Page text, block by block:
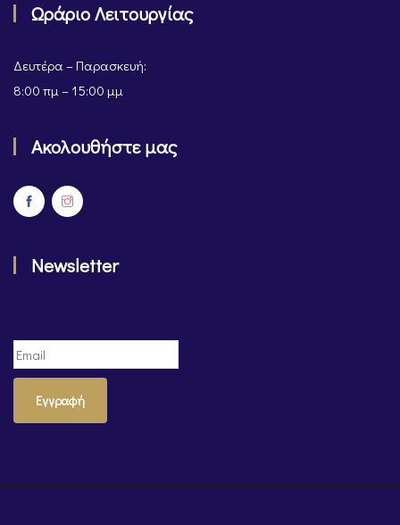
Ωράριο Λειτουργίας
Δευτέρα – Παρασκευή:
8:00 πμ – 15:00 μμ
Ακολουθήστε μας
Newsletter
Εγγραφή